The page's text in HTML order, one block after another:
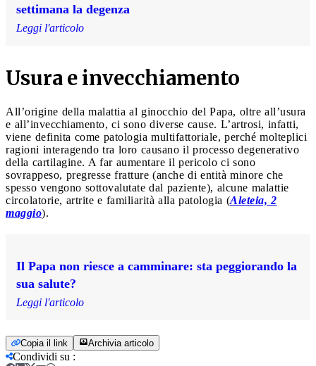
settimana la degenza
Leggi l'articolo
Usura e invecchiamento
All’origine della malattia al ginocchio del Papa, oltre all’usura
e all’invecchiamento, ci sono diverse cause. L’artrosi, infatti,
viene definita come patologia multifattoriale, perché molteplici
ragioni interagendo tra loro causano il processo degenerativo
della cartilagine. A far aumentare il pericolo ci sono
sovrappeso, pregresse fratture (anche di entità minore che
spesso vengono sottovalutate dal paziente), alcune malattie
circolatorie, artrite e familiarità alla patologia (Aleteia, 2
maggio).
Il Papa non riesce a camminare: sta peggiorando la
sua salute?
Leggi l'articolo
Copia il link Archivia articolo
Condividi su :